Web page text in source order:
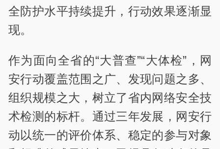
全防护水平持续提升，行动效果逐渐显
现。
作为面向全省的“大普查”“大体检”，网
安行动覆盖范围之广、发现问题之多、
组织规模之大，树立了省内网络安全技
术检测的标杆。通过三年发展，网安行
动以统一的评价体系、稳定的参与对象